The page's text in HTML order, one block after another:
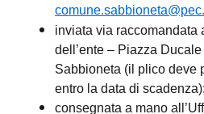
inviata via raccomandata
dell’ente – Piazza
Sabbioneta (il plico deve
entro la data di scadenza);
consegnata a mano